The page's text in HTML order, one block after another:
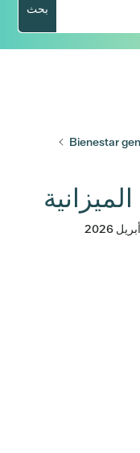
بحث